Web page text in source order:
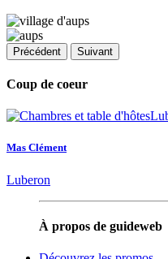
Précédent Suivant
Coup de coeur
Mas Clément
Luberon
À propos de guideweb